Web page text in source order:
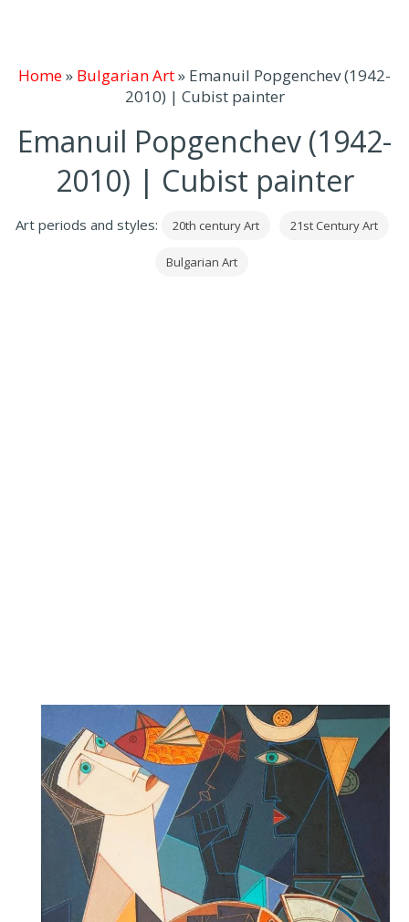
Home» Bulgarian Art» Emanuil Popgenchev (1942-
2010) | Cubist painter
Emanuil Popgenchev (1942-
2010) | Cubist painter
Art periods and styles: 20th century Art 21st Century Art
Bulgarian Art